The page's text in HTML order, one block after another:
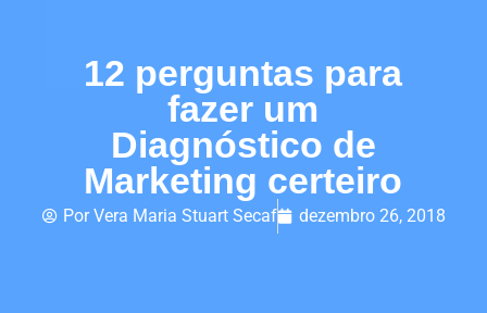
12 perguntas para
fazer um
Diagnóstico de
Marketing certeiro
PorVera Maria Stuart Secaf dezembro 26, 2018